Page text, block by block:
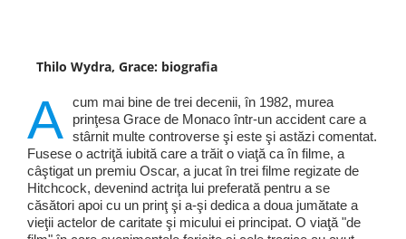
Thilo Wydra, Grace: biografia
A cum mai bine de trei decenii, în 1982, murea
prinţesa Grace de Monaco într-un accident care a
stârnit multe controverse şi este şi astăzi comentat.
Fusese o actriţă iubită care a trăit o viaţă ca în filme, a
câştigat un premiu Oscar, a jucat în trei filme regizate de
Hitchcock, devenind actriţa lui preferată pentru a se
căsători apoi cu un prinţ şi a-şi dedica a doua jumătate a
vieţii actelor de caritate şi micului ei principat. O viaţă "de